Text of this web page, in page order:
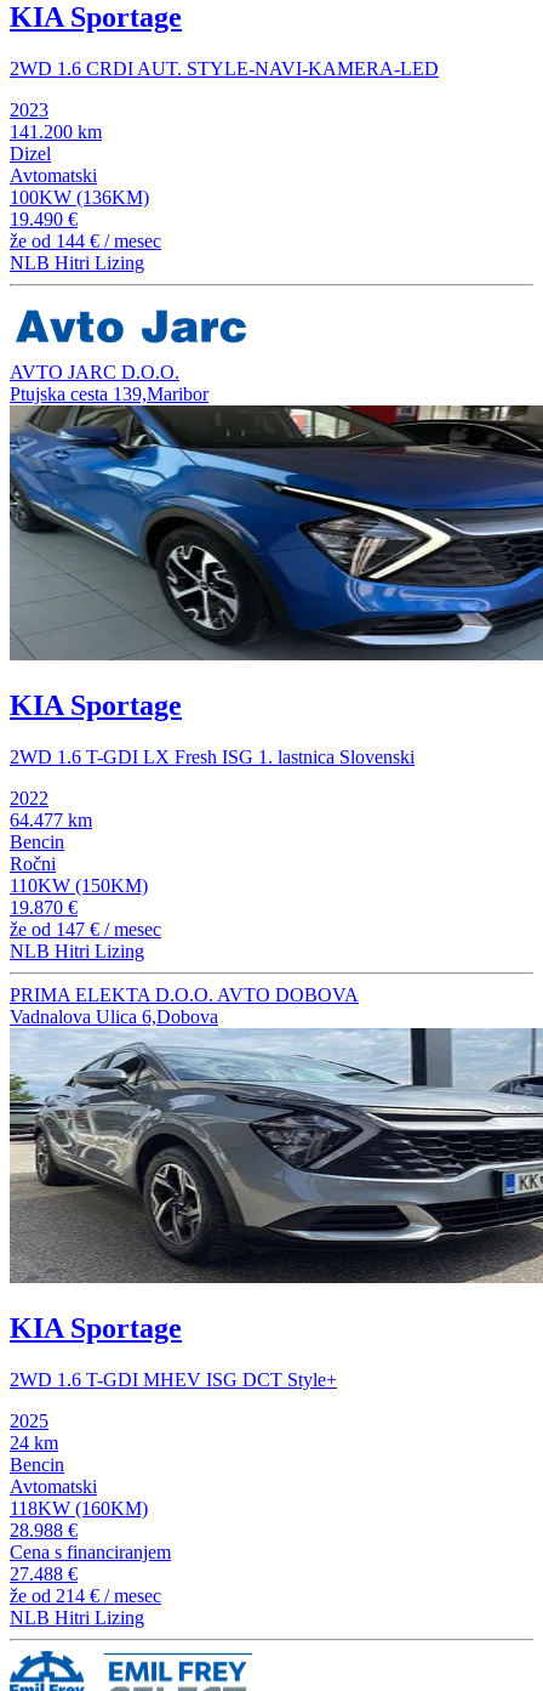
KIA Sportage
2WD 1.6 CRDI AUT. STYLE-NAVI-KAMERA-LED
2023
141.200 km
Dizel
Avtomatski
100KW (136KM)
19.490 €
že od 144 € / mesec
NLB Hitri Lizing
AVTO JARC D.O.O.
Ptujska cesta 139,Maribor
KIA Sportage
2WD 1.6 T-GDI LX Fresh ISG 1. lastnica Slovenski
2022
64.477 km
Bencin
Ročni
110KW (150KM)
19.870 €
že od 147 € / mesec
NLB Hitri Lizing
PRIMA ELEKTA D.O.O. AVTO DOBOVA
Vadnalova Ulica 6,Dobova
KIA Sportage
2WD 1.6 T-GDI MHEV ISG DCT Style+
2025
24 km
Bencin
Avtomatski
118KW (160KM)
28.988 €
Cena s financiranjem
27.488 €
že od 214 € / mesec
NLB Hitri Lizing